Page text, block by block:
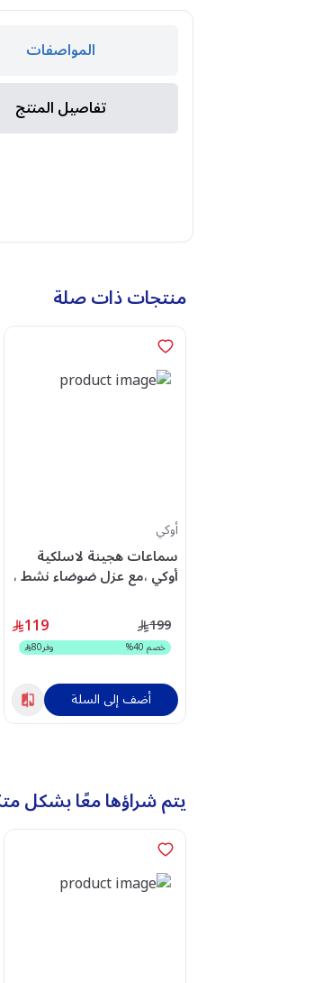
المواصفات
تفاصيل المنتج
منتجات ذات صلة
أوكي
سماعات هجينة لاسلكية
أوكي ،مع عزل ضوضاء نشط ،
سلفر - EP-B1-SV
119 199
خصم40
% وفر80
أضف إلى السلة
يتم شراؤها معًا بشكل